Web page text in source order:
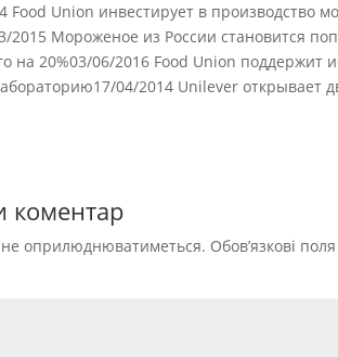
Union инвестирует в производство
Мороженое из России становится
на 20%03/06/2016 Food Union поддержит
04/2014 Unilever открывает
коментар
оприлюднюватиметься. Обов’язкові